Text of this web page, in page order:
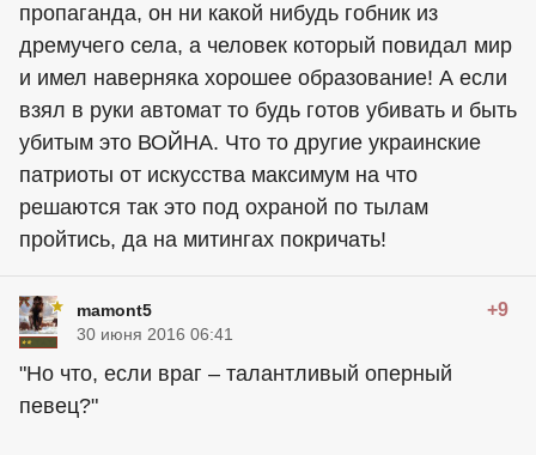
пропаганда, он ни какой нибудь гобник из
дремучего села, а человек который повидал мир
и имел наверняка хорошее образование! А если
взял в руки автомат то будь готов убивать и быть
убитым это ВОЙНА. Что то другие украинские
патриоты от искусства максимум на что
решаются так это под охраной по тылам
пройтись, да на митингах покричать!
mamont5 +9
30 июня 2016 06:41
"Но что, если враг – талантливый оперный
певец?"